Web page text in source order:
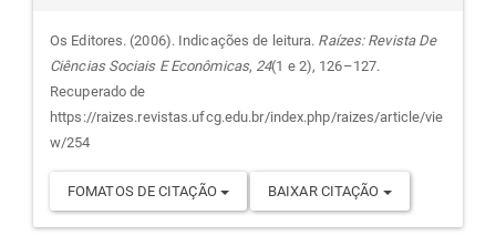
do
artigo
Os Editores. (2006). Indicações de leitura. Raízes: Revista De
Ciências Sociais E Econômicas, 24(1 e 2), 126–127.
Recuperado de
https://raizes.revistas.ufcg.edu.br/index.php/raizes/article/vie
w/254
FOMATOS DE CITAÇÃO BAIXAR CITAÇÃO